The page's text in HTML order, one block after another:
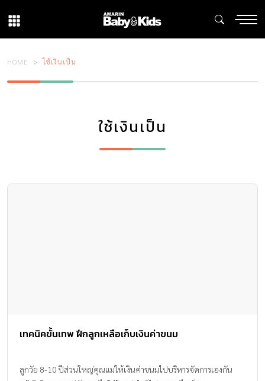
HOME ใช้เงินเป็น
ใช้เงินเป็น
เทคนิคขั้นเทพ ฝึกลูกเหลือเก็บเงินค่าขนม
ลูกวัย 8-10 ปีส่วนใหญ่คุณแม่ให้เงินค่าขนมไปบริหารจัดการเองกัน